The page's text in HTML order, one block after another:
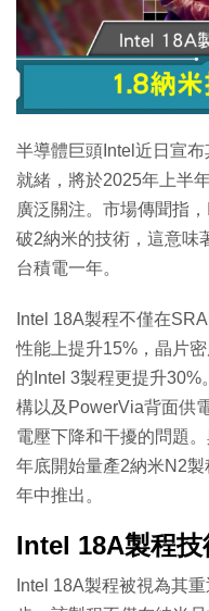
Enterprise Digital
特集
半導體巨頭Intel近日宣
就緒，將於2025年上半
廣泛關注。市場傳聞指
破2納米的技術，這意味
台積電一年。
Intel 18A製程不僅在
性能上提升15%，晶片
的Intel 3製程更提升
構以及PowerVia背面供
電壓下降和干擾的問題
年底開始量產2納米N2
年中推出。
Intel 18A製程技
Intel 18A製程被視為其